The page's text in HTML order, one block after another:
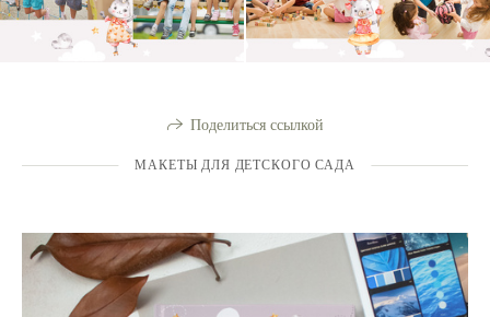
Поделиться ссылкой
МАКЕТЫ ДЛЯ ДЕТСКОГО САДА